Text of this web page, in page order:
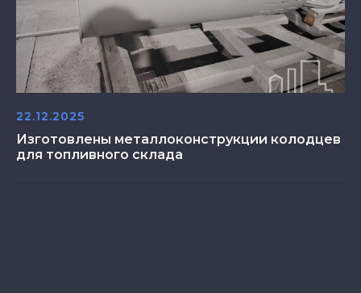
22.12.2025
Изготовлены металлоконструкции колодцев
для топливного склада